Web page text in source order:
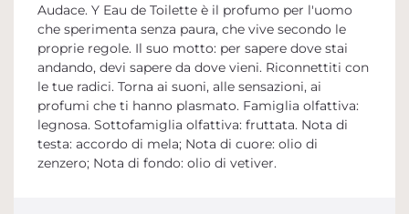
Audace. Y Eau de Toilette è il profumo per l'uomo
che sperimenta senza paura, che vive secondo le
proprie regole. Il suo motto: per sapere dove stai
andando, devi sapere da dove vieni. Riconnettiti con
le tue radici. Torna ai suoni, alle sensazioni, ai
profumi che ti hanno plasmato. Famiglia olfattiva:
legnosa. Sottofamiglia olfattiva: fruttata. Nota di
testa: accordo di mela; Nota di cuore: olio di
zenzero; Nota di fondo: olio di vetiver.